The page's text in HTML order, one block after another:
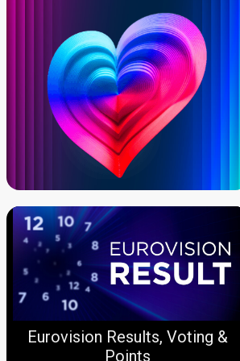
Eurovision Results, Voting &
Points